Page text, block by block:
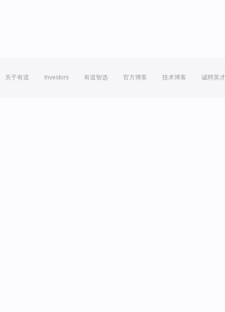
关于有道 Investors 有道智选 官方博客 技术博客 诚聘英才